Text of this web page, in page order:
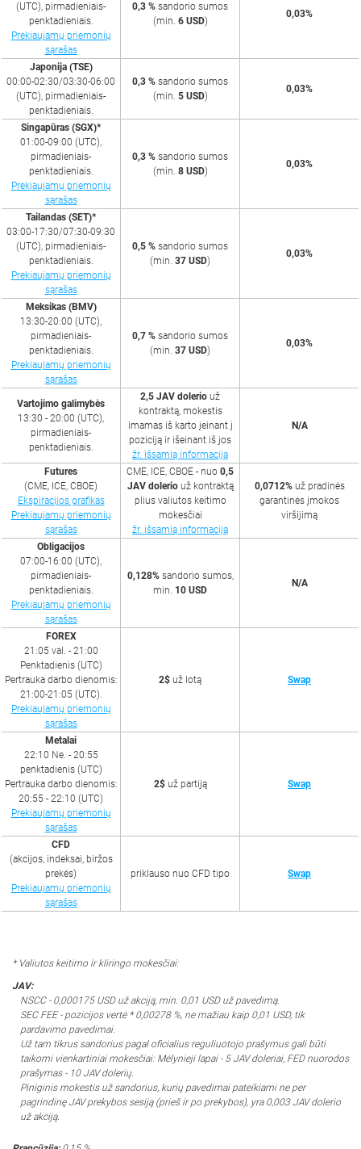
(UTC), pirmadieniais-
penktadieniais.
Prekiaujamų priemonių
sąrašas
0,3 % sandorio sumos
(min. 6 USD)
0,03%
Japonija (TSE)
00:00-02:30/03:30-06:00
(UTC), pirmadieniais-
penktadieniais.
0,3 % sandorio sumos
(min. 5 USD)
0,03%
Singapūras (SGX)*
01:00-09:00 (UTC),
pirmadieniais-
penktadieniais.
Prekiaujamų priemonių
sąrašas
0,3 % sandorio sumos
(min. 8 USD)
0,03%
Tailandas (SET)*
03:00-17:30/07:30-09:30
(UTC), pirmadieniais-
penktadieniais.
Prekiaujamų priemonių
sąrašas
0,5 % sandorio sumos
(min.37 USD)
0,03%
Meksikas (BMV)
13:30-20:00 (UTC),
pirmadieniais-
penktadieniais.
Prekiaujamų priemonių
sąrašas
0,7 % sandorio sumos
(min.37 USD)
0,03%
Vartojimo galimybės
13:30 - 20:00 (UTC),
pirmadieniais-
penktadieniais.
2,5 JAV dolerio už
kontraktą, mokestis
imamas iš karto įeinant į
poziciją ir išeinant iš jos
žr. išsamią informaciją
N/A
Futures
(CME, ICE, CBOE)
Ekspiracijos grafikas
Prekiaujamų priemonių
sąrašas
CME, ICE, CBOE - nuo0,5
JAV doleriouž kontraktą
plius valiutos keitimo
mokesčiai
žr. išsamią informaciją
0,0712%už pradinės
garantinės įmokos
viršijimą
Obligacijos
07:00-16:00 (UTC),
pirmadieniais-
penktadieniais.
Prekiaujamų priemonių
sąrašas
0,128%sandorio sumos,
min. 10 USD
N/A
FOREX
21:05 val. - 21:00
Penktadienis (UTC)
Pertrauka darbo dienomis:
21:00-21:05 (UTC).
Prekiaujamų priemonių
sąrašas
2$ už lotą Swap
Metalai
22:10 Ne. - 20:55
penktadienis (UTC)
Pertrauka darbo dienomis:
20:55 - 22:10 (UTC)
Prekiaujamų priemonių
sąrašas
2$už partiją Swap
CFD
(akcijos, indeksai, biržos
prekės)
Prekiaujamų priemonių
sąrašas
priklauso nuo CFD tipo Swap
* Valiutos keitimo ir kliringo mokesčiai:
JAV:
NSCC - 0,000175 USD už akciją, min. 0,01 USD už pavedimą.
SEC FEE - pozicijos vertė * 0,00278 %, ne mažiau kaip 0,01 USD, tik
pardavimo pavedimai.
Už tam tikrus sandorius pagal oficialius reguliuotojo prašymus gali būti
taikomi vienkartiniai mokesčiai: Mėlynieji lapai - 5 JAV doleriai, FED nuorodos
prašymas - 10 JAV dolerių.
Piniginis mokestis už sandorius, kurių pavedimai pateikiami ne per
pagrindinę JAV prekybos sesiją (prieš ir po prekybos), yra 0,003 JAV dolerio
už akciją.